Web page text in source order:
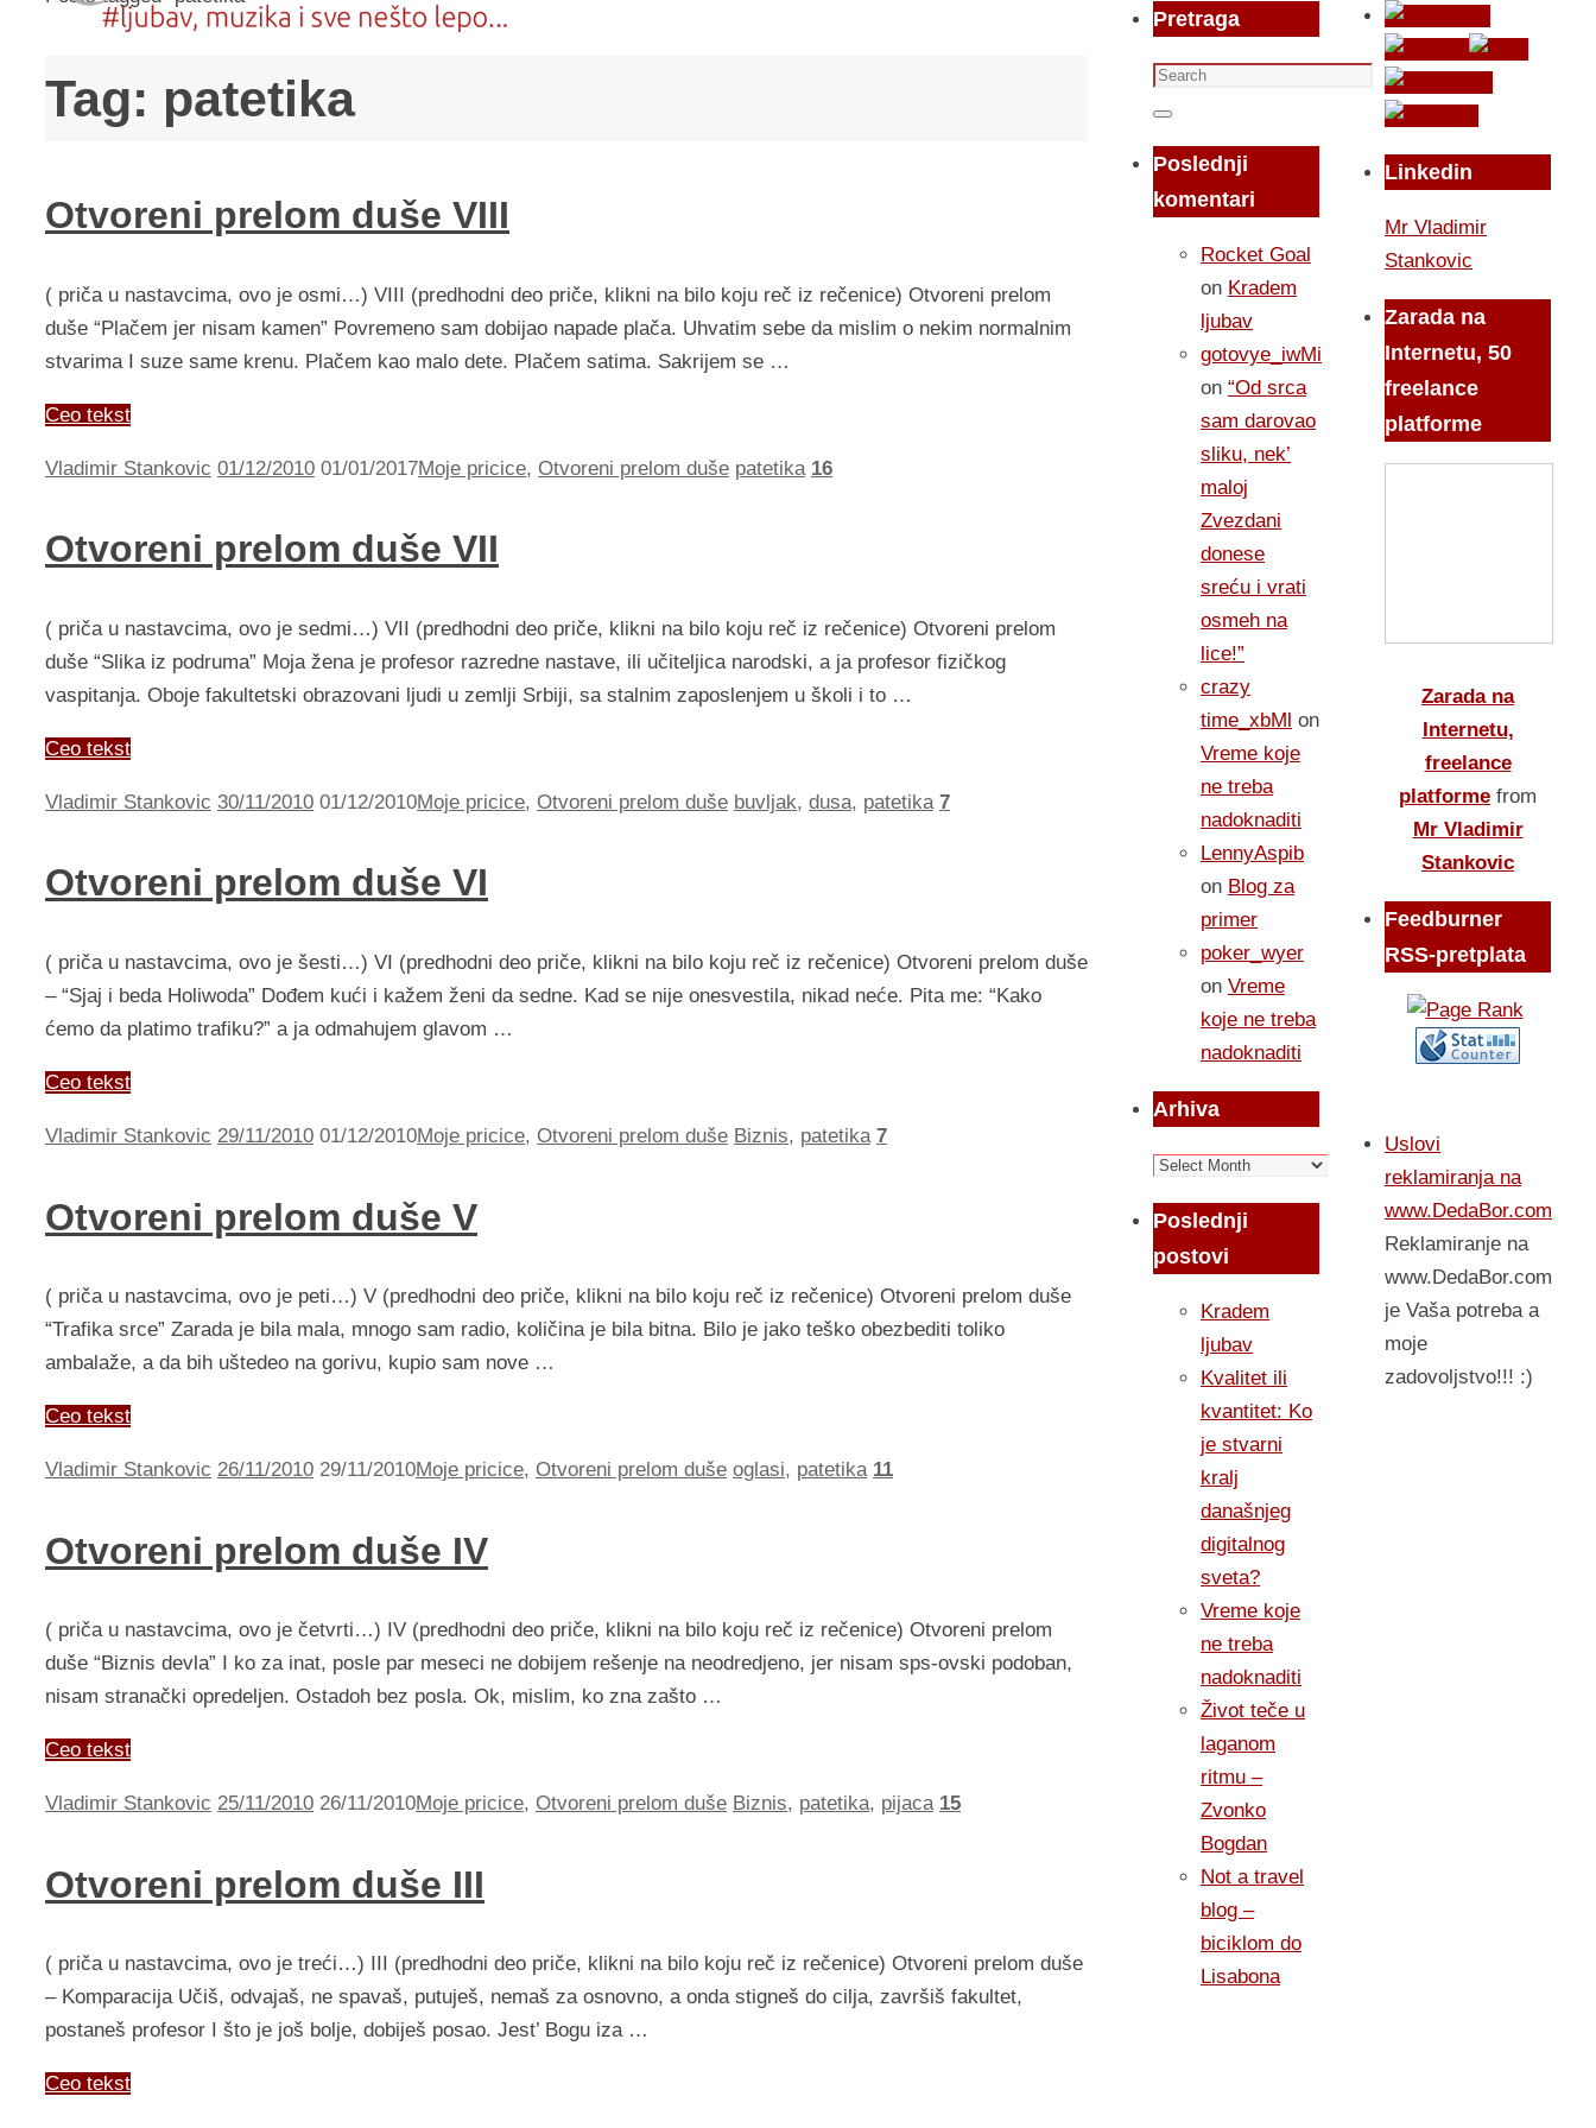
Tag: patetika
Otvoreni prelom duše VIII
( priča u nastavcima, ovo je osmi…) VIII (predhodni deo priče, klikni na bilo koju reč iz rečenice) Otvoreni prelom
duše “Plačem jer nisam kamen” Povremeno sam dobijao napade plača. Uhvatim sebe da mislim o nekim normalnim
stvarima I suze same krenu. Plačem kao malo dete. Plačem satima. Sakrijem se …
Ceo tekst
Vladimir Stankovic 01/12/2010 01/01/2017Moje pricice, Otvoreni prelom duše patetika 16
Otvoreni prelom duše VII
( priča u nastavcima, ovo je sedmi…) VII (predhodni deo priče, klikni na bilo koju reč iz rečenice) Otvoreni prelom
duše “Slika iz podruma” Moja žena je profesor razredne nastave, ili učiteljica narodski, a ja profesor fizičkog
vaspitanja. Oboje fakultetski obrazovani ljudi u zemlji Srbiji, sa stalnim zaposlenjem u školi i to …
Ceo tekst
Vladimir Stankovic 30/11/2010 01/12/2010Moje pricice, Otvoreni prelom duše buvljak, dusa, patetika 7
Otvoreni prelom duše VI
( priča u nastavcima, ovo je šesti…) VI (predhodni deo priče, klikni na bilo koju reč iz rečenice) Otvoreni prelom duše
– “Sjaj i beda Holiwoda” Dođem kući i kažem ženi da sedne. Kad se nije onesvestila, nikad neće. Pita me: “Kako
ćemo da platimo trafiku?” a ja odmahujem glavom …
Ceo tekst
Vladimir Stankovic 29/11/2010 01/12/2010Moje pricice, Otvoreni prelom duše Biznis, patetika 7
Otvoreni prelom duše V
( priča u nastavcima, ovo je peti…) V (predhodni deo priče, klikni na bilo koju reč iz rečenice) Otvoreni prelom duše
“Trafika srce” Zarada je bila mala, mnogo sam radio, količina je bila bitna. Bilo je jako teško obezbediti toliko
ambalaže, a da bih uštedeo na gorivu, kupio sam nove …
Ceo tekst
Vladimir Stankovic 26/11/2010 29/11/2010Moje pricice, Otvoreni prelom duše oglasi, patetika 11
Otvoreni prelom duše IV
( priča u nastavcima, ovo je četvrti…) IV (predhodni deo priče, klikni na bilo koju reč iz rečenice) Otvoreni prelom
duše “Biznis devla” I ko za inat, posle par meseci ne dobijem rešenje na neodredjeno, jer nisam sps-ovski podoban,
nisam stranački opredeljen. Ostadoh bez posla. Ok, mislim, ko zna zašto …
Ceo tekst
Vladimir Stankovic 25/11/2010 26/11/2010Moje pricice, Otvoreni prelom duše Biznis, patetika, pijaca 15
Otvoreni prelom duše III
( priča u nastavcima, ovo je treći…) III (predhodni deo priče, klikni na bilo koju reč iz rečenice) Otvoreni prelom duše
– Komparacija Učiš, odvajaš, ne spavaš, putuješ, nemaš za osnovno, a onda stigneš do cilja, završiš fakultet,
postaneš profesor I što je još bolje, dobiješ posao. Jest’ Bogu iza …
Ceo tekst
Pretraga
Search
for:
Search
Poslednji
komentari
Rocket Goal
on Kradem
ljubav
gotovye_iwMi
on “Od srca
sam darovao
sliku, nek’
maloj
Zvezdani
donese
sreću i vrati
osmeh na
lice!”
crazy
time_xbMl on
Vreme koje
ne treba
nadoknaditi
LennyAspib
on Blog za
primer
poker_wyer
on Vreme
koje ne treba
nadoknaditi
Arhiva
Arhiva
Poslednji
postovi
Kradem
ljubav
Kvalitet ili
kvantitet: Ko
je stvarni
kralj
današnjeg
digitalnog
sveta?
Vreme koje
ne treba
nadoknaditi
Život teče u
laganom
ritmu –
Zvonko
Bogdan
Not a travel
blog –
biciklom do
Lisabona
Linkedin
Mr Vladimir
Stankovic
Zarada na
Internetu, 50
freelance
platforme
Zarada na
Internetu,
freelance
platforme from
Mr Vladimir
Stankovic
Feedburner
RSS-pretplata
Uslovi
reklamiranja na
www.DedaBor.com
Reklamiranje na
www.DedaBor.com
je Vaša potreba a
moje
zadovoljstvo!!! :)